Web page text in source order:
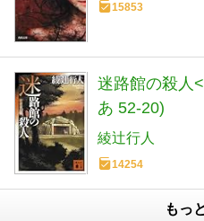
15853
迷路館の殺人
あ 52-20)
綾辻行人
14254
もっ